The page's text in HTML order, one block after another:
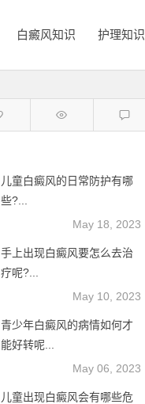
白癜风知识 护理知识
儿童白癜风的日常防护有哪
些?...
May 18, 2023
手上出现白癜风要怎么去治
疗呢?...
May 10, 2023
青少年白癜风的病情如何才
能好转呢...
May 06, 2023
儿童出现白癜风会有哪些危